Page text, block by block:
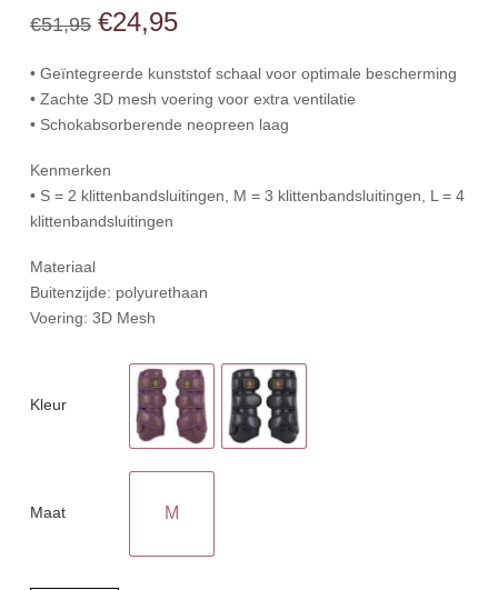
€51,95 Oorspronkelijke
prijs
€51,95.
€24,95
€24,95.
• Geïntegreerde kunststof schaal voor optimale bescherming
• Zachte 3D mesh voering voor extra ventilatie
• Schokabsorberende neopreen laag
Kenmerken
• S = 2 klittenbandsluitingen, M = 3 klittenbandsluitingen, L = 4
klittenbandsluitingen
Materiaal
Buitenzijde: polyurethaan
Voering: 3D Mesh
Kleur
Maat M